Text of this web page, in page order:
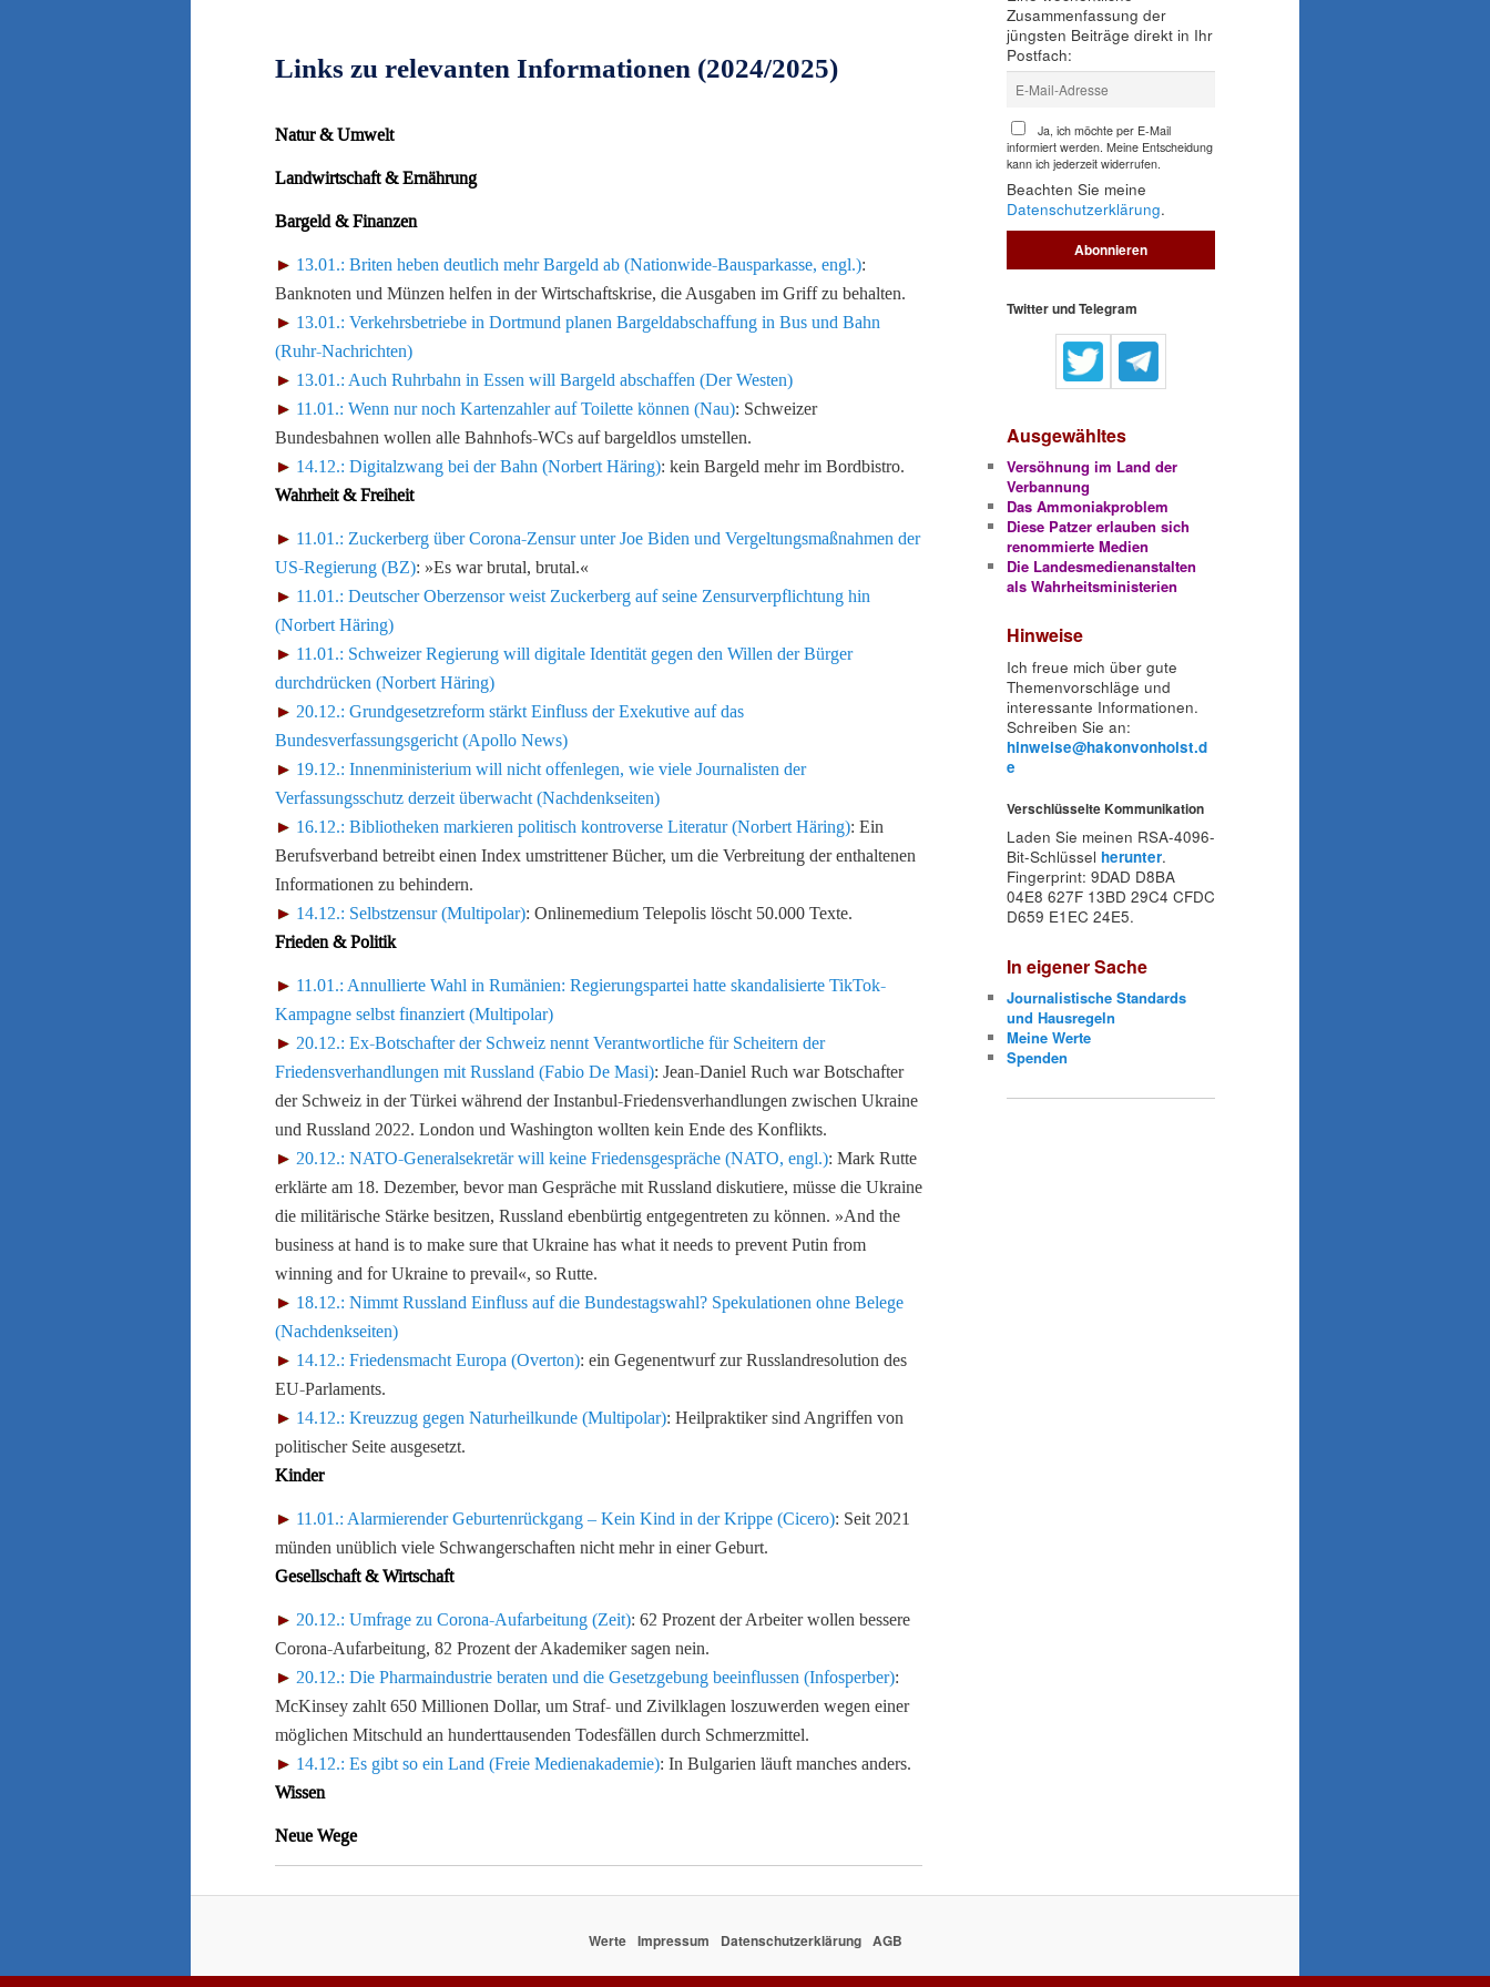
Links zu relevanten Informationen (2024/2025)
Natur & Umwelt
Landwirtschaft & Ernährung
Bargeld & Finanzen
13.01.: Briten heben deutlich mehr Bargeld ab (Nationwide-Bausparkasse, engl.):
Banknoten und Münzen helfen in der Wirtschaftskrise, die Ausgaben im Griff zu behalten.
13.01.: Verkehrsbetriebe in Dortmund planen Bargeldabschaffung in Bus und Bahn
(Ruhr-Nachrichten)
13.01.: Auch Ruhrbahn in Essen will Bargeld abschaffen (Der Westen)
11.01.: Wenn nur noch Kartenzahler auf Toilette können (Nau): Schweizer
Bundesbahnen wollen alle Bahnhofs-WCs auf bargeldlos umstellen.
14.12.: Digitalzwang bei der Bahn (Norbert Häring): kein Bargeld mehr im Bordbistro.
Wahrheit & Freiheit
11.01.: Zuckerberg über Corona-Zensur unter Joe Biden und Vergeltungsmaßnahmen der
US-Regierung (BZ): »Es war brutal, brutal.«
11.01.: Deutscher Oberzensor weist Zuckerberg auf seine Zensurverpflichtung hin
(Norbert Häring)
11.01.: Schweizer Regierung will digitale Identität gegen den Willen der Bürger
durchdrücken (Norbert Häring)
20.12.: Grundgesetzreform stärkt Einfluss der Exekutive auf das
Bundesverfassungsgericht (Apollo News)
19.12.: Innenministerium will nicht offenlegen, wie viele Journalisten der
Verfassungsschutz derzeit überwacht (Nachdenkseiten)
16.12.: Bibliotheken markieren politisch kontroverse Literatur (Norbert Häring): Ein
Berufsverband betreibt einen Index umstrittener Bücher, um die Verbreitung der enthaltenen
Informationen zu behindern.
14.12.: Selbstzensur (Multipolar): Onlinemedium Telepolis löscht 50.000 Texte.
Frieden & Politik
11.01.: Annullierte Wahl in Rumänien: Regierungspartei hatte skandalisierte TikTok-
Kampagne selbst finanziert (Multipolar)
20.12.: Ex-Botschafter der Schweiz nennt Verantwortliche für Scheitern der
Friedensverhandlungen mit Russland (Fabio De Masi): Jean-Daniel Ruch war Botschafter
der Schweiz in der Türkei während der Instanbul-Friedensverhandlungen zwischen Ukraine
und Russland 2022. London und Washington wollten kein Ende des Konflikts.
20.12.: NATO-Generalsekretär will keine Friedensgespräche (NATO, engl.): Mark Rutte
erklärte am 18. Dezember, bevor man Gespräche mit Russland diskutiere, müsse die Ukraine
die militärische Stärke besitzen, Russland ebenbürtig entgegentreten zu können. »And the
business at hand is to make sure that Ukraine has what it needs to prevent Putin from
winning and for Ukraine to prevail«, so Rutte.
18.12.: Nimmt Russland Einfluss auf die Bundestagswahl? Spekulationen ohne Belege
(Nachdenkseiten)
14.12.: Friedensmacht Europa (Overton): ein Gegenentwurf zur Russlandresolution des
EU-Parlaments.
14.12.: Kreuzzug gegen Naturheilkunde (Multipolar): Heilpraktiker sind Angriffen von
politischer Seite ausgesetzt.
Kinder
11.01.: Alarmierender Geburtenrückgang – Kein Kind in der Krippe (Cicero): Seit 2021
münden unüblich viele Schwangerschaften nicht mehr in einer Geburt.
Gesellschaft & Wirtschaft
20.12.: Umfrage zu Corona-Aufarbeitung (Zeit): 62 Prozent der Arbeiter wollen bessere
Corona-Aufarbeitung, 82 Prozent der Akademiker sagen nein.
20.12.: Die Pharmaindustrie beraten und die Gesetzgebung beeinflussen (Infosperber):
McKinsey zahlt 650 Millionen Dollar, um Straf- und Zivilklagen loszuwerden wegen einer
möglichen Mitschuld an hunderttausenden Todesfällen durch Schmerzmittel.
14.12.: Es gibt so ein Land (Freie Medienakademie): In Bulgarien läuft manches anders.
Wissen
Neue Wege
Zusammenfassung der
jüngsten Beiträge direkt in Ihr
Postfach:
Ja, ich möchte per E-Mail
informiert werden. Meine Entscheidung
kann ich jederzeit widerrufen.
Beachten Sie meine
Datenschutzerklärung.
Twitter und Telegram
Ausgewähltes
Versöhnung im Land der
Verbannung
Das Ammoniakproblem
Diese Patzer erlauben sich
renommierte Medien
Die Landesmedienanstalten
als Wahrheitsministerien
Hinweise
Ich freue mich über gute
Themenvorschläge und
interessante Informationen.
Schreiben Sie an:
hinweise@hakonvonholst.d
e
Verschlüsselte Kommunikation
Laden Sie meinen RSA-4096-
Bit-Schlüssel herunter.
Fingerprint: 9DAD D8BA
04E8 627F 13BD 29C4 CFDC
D659 E1EC 24E5.
In eigener Sache
Journalistische Standards
und Hausregeln
Meine Werte
Spenden
Werte Impressum Datenschutzerklärung AGB